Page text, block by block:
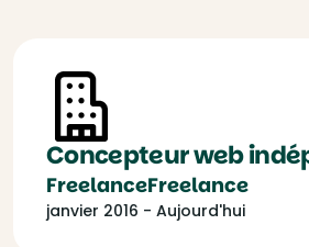
Concepteur web
FreelanceFreelance
janvier 2016 - Aujourd'hui